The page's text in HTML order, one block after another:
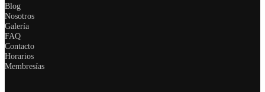
Blog
Nosotros
Galería
FAQ
Contacto
Horarios
Membresías